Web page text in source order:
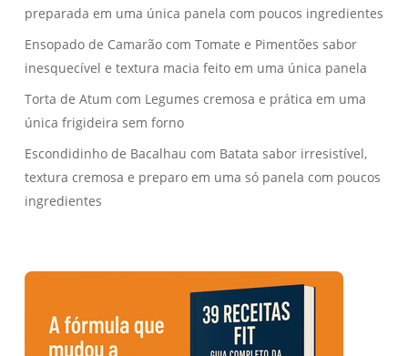
preparada em uma única panela com poucos ingredientes
Ensopado de Camarão com Tomate e Pimentões sabor
inesquecível e textura macia feito em uma única panela
Torta de Atum com Legumes cremosa e prática em uma
única frigideira sem forno
Escondidinho de Bacalhau com Batata sabor irresistível,
textura cremosa e preparo em uma só panela com poucos
ingredientes